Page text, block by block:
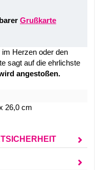
Grußkarte
Herzen oder den
sagt auf die ehrlichste
angestoßen.
26,0 cm